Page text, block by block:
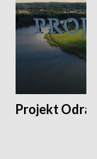
Projekt Odra